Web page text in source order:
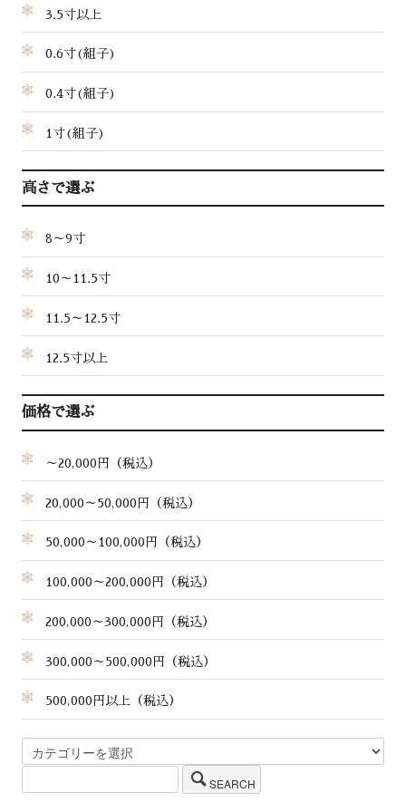
3.5寸以上
0.6寸(組子)
0.4寸(組子)
1寸(組子)
高さで選ぶ
8～9寸
10～11.5寸
11.5～12.5寸
12.5寸以上
価格で選ぶ
～20,000円（税込）
20,000～50,000円（税込）
50,000～100,000円（税込）
100,000～200,000円（税込）
200,000～300,000円（税込）
300,000～500,000円（税込）
500,000円以上（税込）
SEARCH